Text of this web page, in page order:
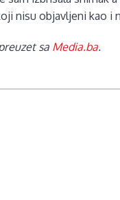
nisu objavljeni kao i
sa Media.ba.